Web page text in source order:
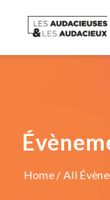
Home /All